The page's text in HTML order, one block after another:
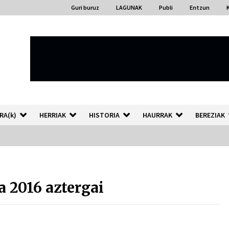
Guri buruz LAGUNAK Publi Entzun
HERRIAK HISTORIA HAURRAK BEREZIAK
idatzitako letren hiztegia
2026/07/23
2016 aztergai